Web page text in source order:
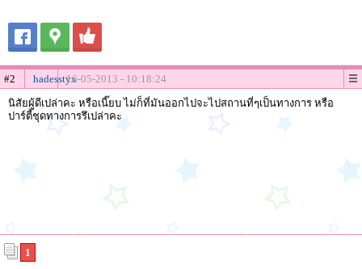
#2 hadesstyx16-05-2013 - 10:18:24
นิสัยผู้ดีเปล่าคะ หรือเนี๊ยบ ไม่ก็ที่มันออกไปจะไปสถานที่ๆเป็นทางการ หรือ
ปาร์ตี้ชุดทางการรึเปล่าคะ
1